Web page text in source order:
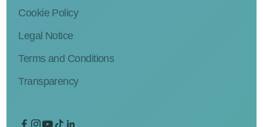
Cookie Policy
Legal Notice
Terms and Conditions
Transparency